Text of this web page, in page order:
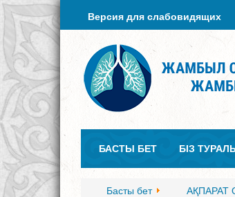
Версия для слабовидящих
БАСТЫ БЕТ БІЗ
Басты бет АҚПАРАТ